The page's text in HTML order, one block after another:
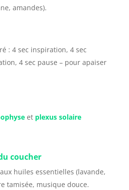
amandes).
: 4 sec inspiration, 4 sec
4 sec pause – pour apaiser
et plexus solaire
coucher
huiles essentielles (lavande,
tamisée, musique douce.